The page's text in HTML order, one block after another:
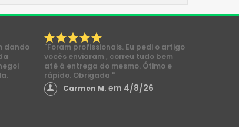
dando
"Foram profissionais. Eu pedi o artigo
vocês enviaram , correu tudo bem
até á entrega do mesmo. Ótimo e
rápido. Obrigada "
Carmen M. em 4/8/26